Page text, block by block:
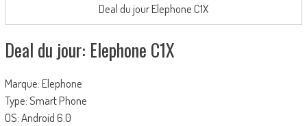
Deal du jour Elephone C1X
Deal du jour: Elephone C1X
Marque: Elephone
Type: Smart Phone
OS: Android 6.0